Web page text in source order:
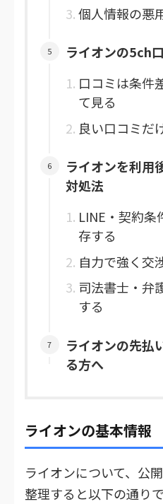
個人情報の悪
ライオンの5ch
口コミは条件
て見る
良い口コミだ
ライオンを利用
対処法
LINE・契約条
存する
自力で強く交
司法書士・弁
する
ライオンの先払
る方へ
ライオンの基本情報
ライオンについて、公
整理すると以下の通りで